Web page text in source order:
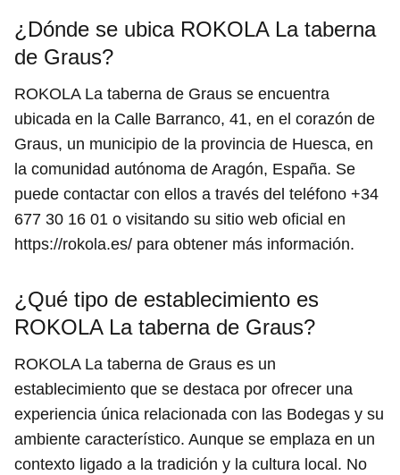
¿Dónde se ubica ROKOLA La taberna
de Graus?
ROKOLA La taberna de Graus se encuentra
ubicada en la Calle Barranco, 41, en el corazón de
Graus, un municipio de la provincia de Huesca, en
la comunidad autónoma de Aragón, España. Se
puede contactar con ellos a través del teléfono +34
677 30 16 01 o visitando su sitio web oficial en
https://rokola.es/ para obtener más información.
¿Qué tipo de establecimiento es
ROKOLA La taberna de Graus?
ROKOLA La taberna de Graus es un
establecimiento que se destaca por ofrecer una
experiencia única relacionada con las Bodegas y su
ambiente característico. Aunque se emplaza en un
contexto ligado a la tradición y la cultura local. No